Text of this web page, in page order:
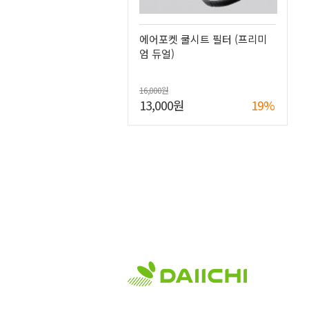
에어포켓 쿨시트 필터 (프리미
엄 듀얼)
16,000원
13,000원 19%